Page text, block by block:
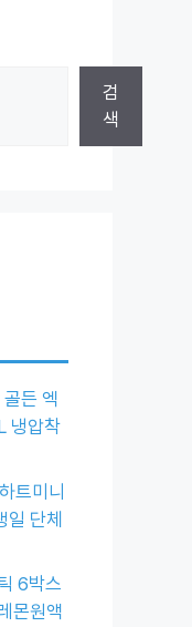
검
색
든 엑
냉압착
트미니
일 단체
6박스
몬원액